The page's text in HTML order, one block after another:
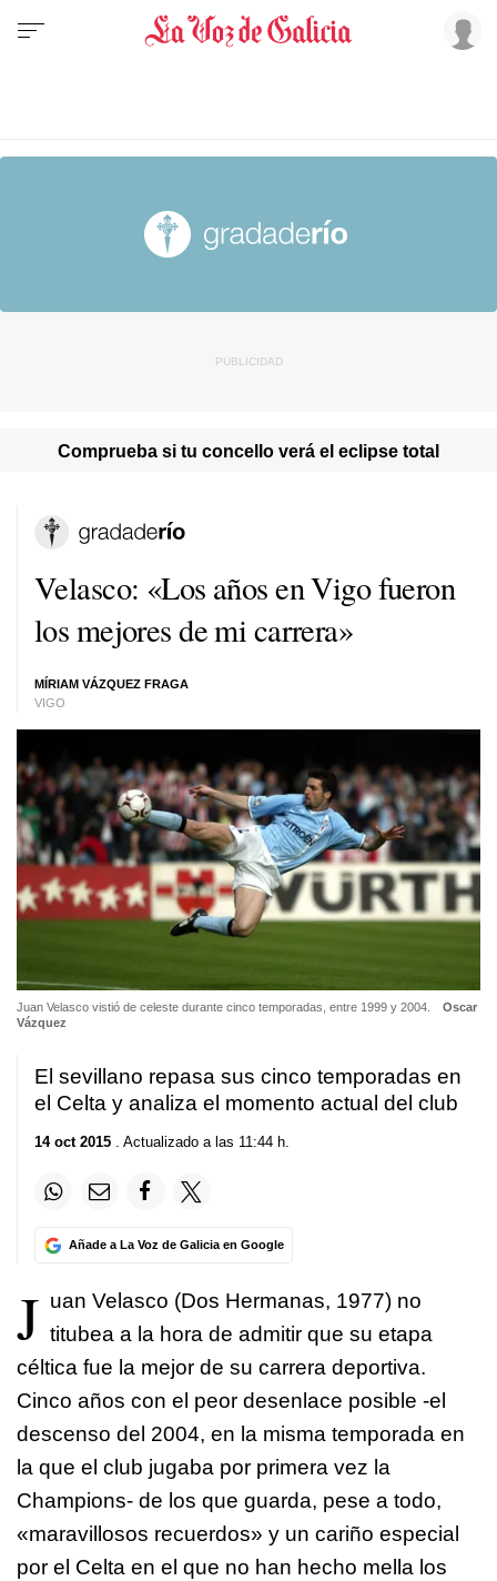
Comprueba si tu concello verá el eclipse total
Velasco: «Los años en Vigo fueron
los mejores de mi carrera»
MÍRIAM VÁZQUEZ FRAGA
VIGO
Juan Velasco vistió de celeste durante cinco temporadas, entre 1999 y 2004.
Oscar
Vázquez
El sevillano repasa sus cinco temporadas en
el Celta y analiza el momento actual del club
14 oct 2015 . Actualizado a las 11:44 h.
Añade a La Voz de Galicia en Google
J uan Velasco (Dos Hermanas, 1977) no
titubea a la hora de admitir que su etapa
céltica fue la mejor de su carrera deportiva.
Cinco años con el peor desenlace posible -el
descenso del 2004, en la misma temporada en
la que el club jugaba por primera vez la
Champions- de los que guarda, pese a todo,
«maravillosos recuerdos» y un cariño especial
por el Celta en el que no han hecho mella los